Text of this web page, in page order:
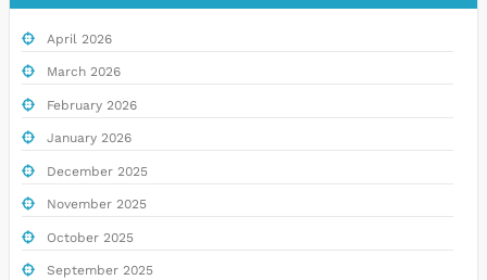
April 2026
March 2026
February 2026
January 2026
December 2025
November 2025
October 2025
September 2025